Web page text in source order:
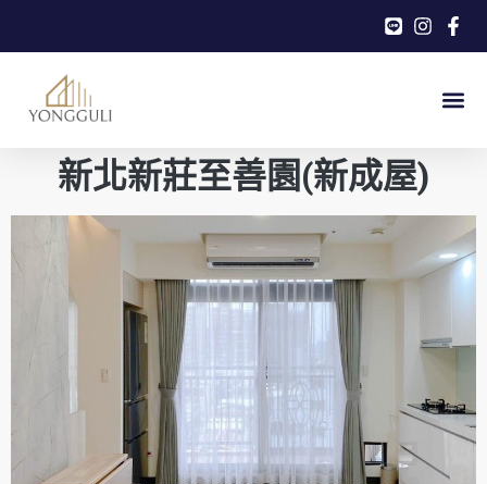
新北新莊至善園(新成屋)